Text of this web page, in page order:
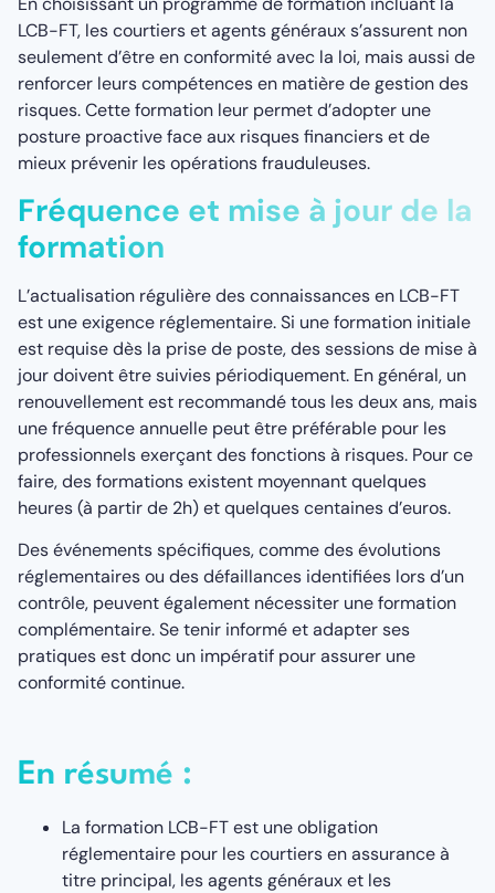
LCB-FT, les courtiers et agents généraux s’assurent non
seulement d’être en conformité avec la loi, mais aussi de
renforcer leurs compétences en matière de gestion des
risques. Cette formation leur permet d’adopter une
posture proactive face aux risques financiers et de
mieux prévenir les opérations frauduleuses.
Fréquence et mise à jour de la
formation
L’actualisation régulière des connaissances en LCB-FT
est une exigence réglementaire. Si une formation initiale
est requise dès la prise de poste, des sessions de mise à
jour doivent être suivies périodiquement. En général, un
renouvellement est recommandé tous les deux ans, mais
une fréquence annuelle peut être préférable pour les
professionnels exerçant des fonctions à risques. Pour ce
faire, des formations existent moyennant quelques
heures (à partir de 2h) et quelques centaines d’euros.
Des événements spécifiques, comme des évolutions
réglementaires ou des défaillances identifiées lors d’un
contrôle, peuvent également nécessiter une formation
complémentaire. Se tenir informé et adapter ses
pratiques est donc un impératif pour assurer une
conformité continue.
En résumé :
La formation LCB-FT est une obligation
réglementaire pour les courtiers en assurance à
titre principal, les agents généraux et les